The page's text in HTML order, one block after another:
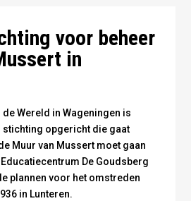
voor beheer
in
de Wereld in Wageningen is
stichting opgericht die gaat
Muur van Mussert moet gaan
De Goudsberg
plannen voor het omstreden
in Lunteren.